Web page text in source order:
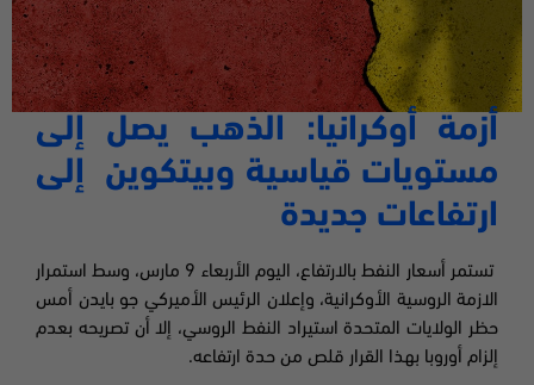
أزمة أوكرانيا: الذهب يصل
إلى
مستويات قياسية وبيتكوين
إلى
ارتفاعات جديدة
تستمر أسعار النفط بالارتفاع، اليوم الأربعاء
مارس، وسط استمرار
الازمة الروسية الأوكرانية، وإعلان الرئيس الأميركي جو بايدن أمس
حظر الولايات المتحدة استيراد النفط الروسي، إلا أن تصريحه بعدم
إلزام أوروبا بهذا القرار قلص من حدة ارتفاعه.